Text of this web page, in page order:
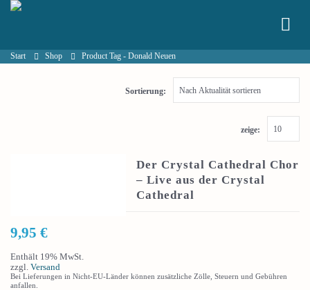
Start Shop Product Tag - Donald Neuen
Sortierung:
zeige:
Der Crystal Cathedral Chor
– Live aus der Crystal
Cathedral
9,95 €
Enthält 19% MwSt.
zzgl. Versand
Bei Lieferungen in Nicht-EU-Länder können zusätzliche Zölle, Steuern und Gebühren
anfallen.